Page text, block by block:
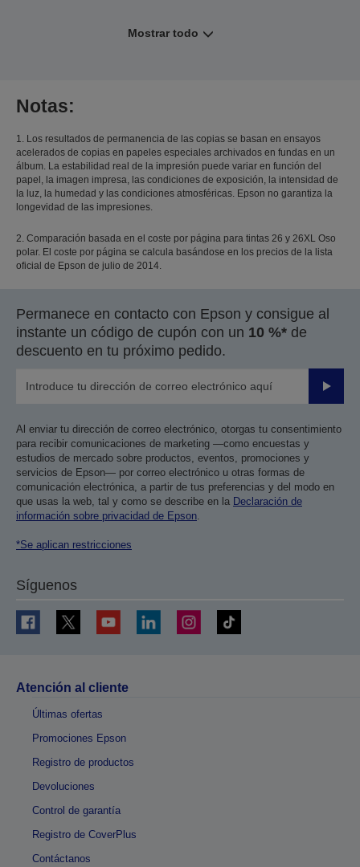
Mostrar todo
Notas:
1. Los resultados de permanencia de las copias se basan en ensayos
acelerados de copias en papeles especiales archivados en fundas en un
álbum. La estabilidad real de la impresión puede variar en función del
papel, la imagen impresa, las condiciones de exposición, la intensidad de
la luz, la humedad y las condiciones atmosféricas. Epson no garantiza la
longevidad de las impresiones.
2. Comparación basada en el coste por página para tintas 26 y 26XL Oso
polar. El coste por página se calcula basándose en los precios de la lista
oficial de Epson de julio de 2014.
Permanece en contacto con Epson y consigue al
instante un código de cupón con un 10 %* de
descuento en tu próximo pedido.
Enviar
Al enviar tu dirección de correo electrónico, otorgas tu consentimiento
para recibir comunicaciones de marketing —como encuestas y
estudios de mercado sobre productos, eventos, promociones y
servicios de Epson— por correo electrónico u otras formas de
comunicación electrónica, a partir de tus preferencias y del modo en
que usas la web, tal y como se describe en la Declaración de
información sobre privacidad de Epson
*Se aplican restricciones
Síguenos
Atención al cliente
Últimas ofertas
Promociones Epson
Registro de productos
Devoluciones
Control de garantía
Registro de CoverPlus
Contáctanos